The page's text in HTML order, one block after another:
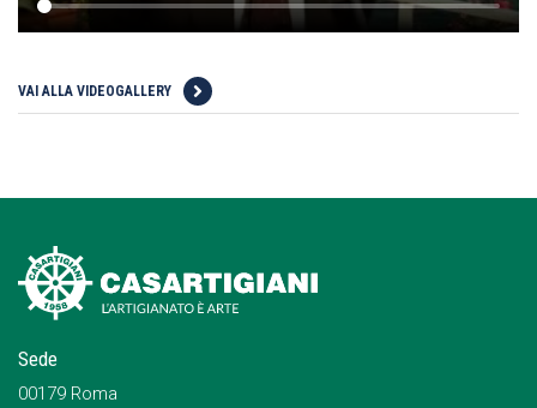
VAI ALLA VIDEOGALLERY
Sede
00179 Roma